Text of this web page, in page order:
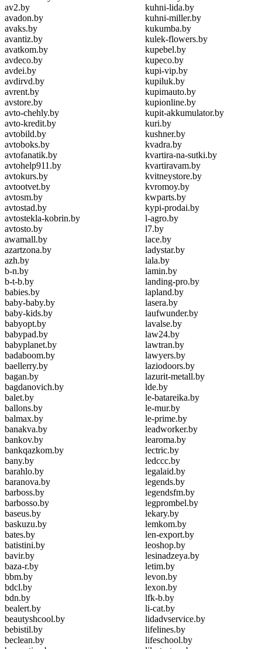
av2.by
avadon.by
avaks.by
avantiz.by
avatkom.by
avdeco.by
avdei.by
avdirvd.by
avrent.by
avstore.by
avto-chehly.by
avto-kredit.by
avtobild.by
avtoboks.by
avtofanatik.by
avtohelp911.by
avtokurs.by
avtootvet.by
avtosm.by
avtostad.by
avtostekla-kobrin.by
avtosto.by
awamall.by
azartzona.by
azh.by
b-n.by
b-t-b.by
babies.by
baby-baby.by
baby-kids.by
babyopt.by
babypad.by
babyplanet.by
badaboom.by
baellerry.by
bagan.by
bagdanovich.by
balet.by
ballons.by
balmax.by
banakva.by
bankov.by
bankqazkom.by
bany.by
barahlo.by
baranova.by
barboss.by
barbosso.by
baseus.by
baskuzu.by
bates.by
batistini.by
bavir.by
baza-r.by
bbm.by
bdcl.by
bdn.by
bealert.by
beautyshcool.by
bebistil.by
beclean.by
kuhni-lida.by
kuhni-miller.by
kukumba.by
kulek-flowers.by
kupebel.by
kupeco.by
kupi-vip.by
kupiluk.by
kupimauto.by
kupionline.by
kupit-akkumulator.by
kuri.by
kushner.by
kvadra.by
kvartira-na-sutki.by
kvartiravam.by
kvitneystore.by
kvromoy.by
kwparts.by
kypi-prodai.by
l-agro.by
l7.by
lace.by
ladystar.by
lala.by
lamin.by
landing-pro.by
lapland.by
lasera.by
laufwunder.by
lavalse.by
law24.by
lawtran.by
lawyers.by
laziodoors.by
lazurit-metall.by
lde.by
le-batareika.by
le-mur.by
le-prime.by
leadworker.by
learoma.by
lectric.by
ledccc.by
legalaid.by
legends.by
legendsfm.by
legprombel.by
lekary.by
lemkom.by
len-export.by
leoshop.by
lesinadzeya.by
letim.by
levon.by
lexon.by
lfk-b.by
li-cat.by
lidadvservice.by
lifelines.by
lifeschool.by